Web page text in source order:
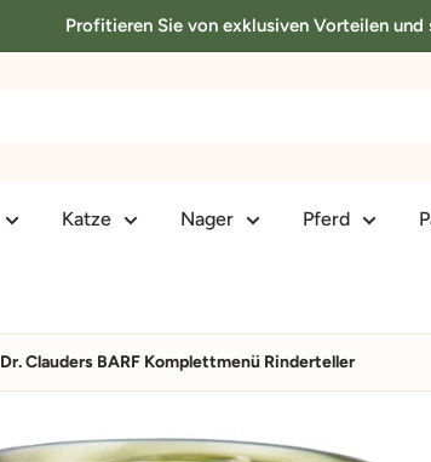
Profitieren Sie von exklusiven Vorteilen
Katze Nager Pferd
Dr. Clauders BARF Komplettmenü Rinderteller